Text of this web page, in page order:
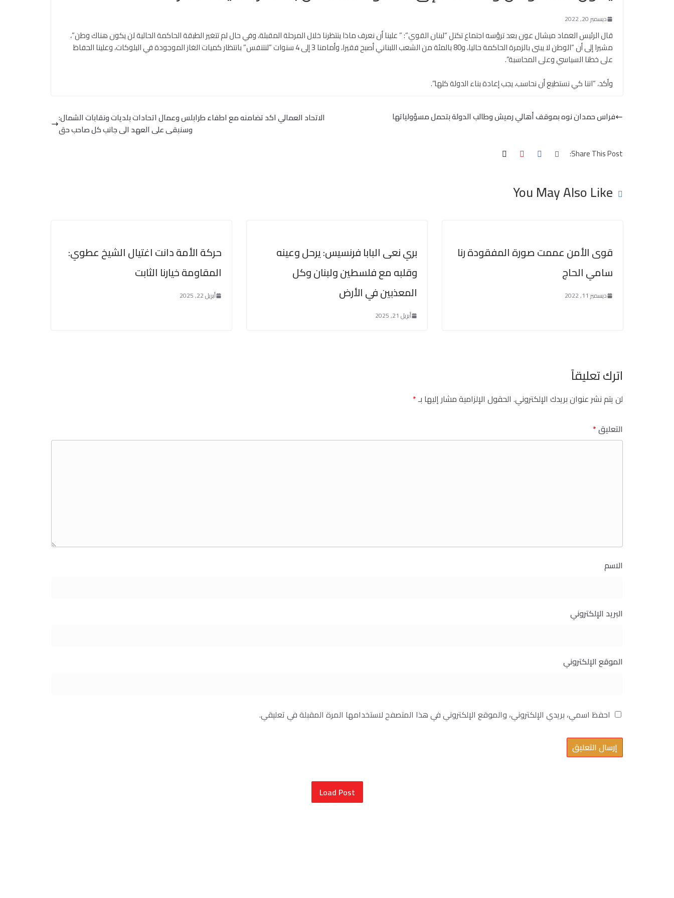
ديسمبر 20, 2022
قال الرئيس العماد ميشال عون بعد ترؤسه اجتماع تكتل “لبنان القوي”: ” علينا أن نعرف ماذا ينتظرنا خلال المرحلة المقبلة، وفي حال لم تتغير الطبقة الحاكمة الحالية لن يكون هناك وطن”،
مشيرا إلى أن “الوطن لا يبنى بالزمرة الحاكمة حاليا، و80 بالمئة من الشعب اللبناني أصبح فقيرا، وأمامنا 3 إلى 4 سنوات “لنتنفس” بانتظار كميات الغاز الموجودة في البلوكات، وعلينا الحفاظ
على خطنا السياسي وعلى المحاسبة”.
وأكد، “اننا كي نستطيع أن نحاسب، يجب إعادة بناء الدولة كلها”.
فراس حمدان نوه بموقف أهالي رميش وطالب الدولة بتحمل مسؤولياتها
الاتحاد العمالي اكد تضامنه مع اطفاء طرابلس وعمال اتحادات بلديات ونقابات الشمال:
وسنبقى على العهد الى جانب كل صاحب حق
Share This Post:
You May Also Like
قوى الأمن عممت صورة المفقودة رنا
سامي الحاج
ديسمبر 11, 2022
بري نعى البابا فرنسيس: يرحل وعينه
وقلبه مع فلسطين ولبنان وكل
المعذبين في الأرض
أبريل 21, 2025
حركة الأمة دانت اغتيال الشيخ عطوي:
المقاومة خيارنا الثابت
أبريل 22, 2025
اترك تعليقاً
لن يتم نشر عنوان بريدك الإلكتروني. الحقول الإلزامية مشار إليها بـ*
التعليق*
الاسم
البريد الإلكتروني
الموقع الإلكتروني
احفظ اسمي، بريدي الإلكتروني، والموقع الإلكتروني في هذا المتصفح لاستخدامها المرة المقبلة في تعليقي.
Load Post